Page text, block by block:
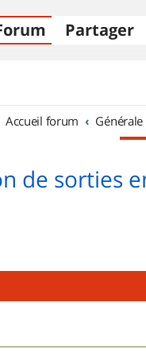
Partager
Accueil forum Générale
de sorties